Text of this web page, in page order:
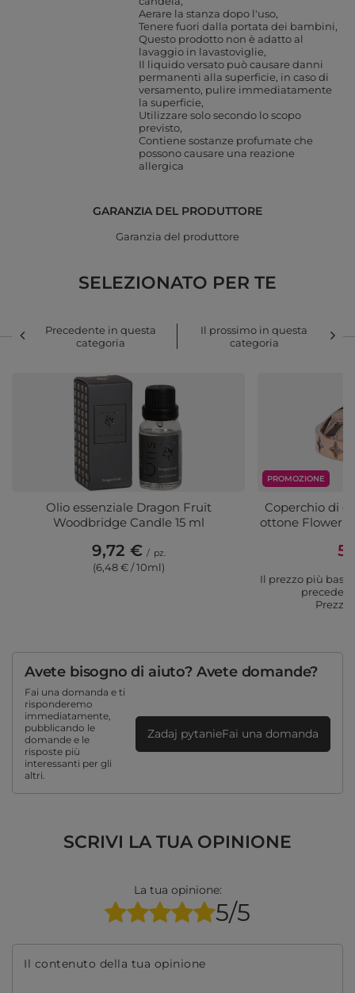
Aerare la stanza dopo l'uso
Tenere fuori dalla portata dei bambini
Questo prodotto non è adatto al
lavaggio in lavastoviglie
Il liquido versato può causare danni
permanenti alla superficie, in caso di
versamento, pulire immediatamente
la superficie
Utilizzare solo secondo lo scopo
previsto
Contiene sostanze profumate che
possono causare una reazione
allergica
GARANZIA DEL PRODUTTORE
Garanzia del produttore
SELEZIONATO PER TE
Precedente in questa
categoria
Il prossimo in questa
categoria
Olio essenziale Dragon Fruit
Woodbridge Candle 15 ml
9,72 € / pz.
(6,48 € / 10ml)
PROMOZIONE
Coperchio di
ottone Flower
Il prezzo più
Prezzo
Avete bisogno di aiuto? Avete domande?
Fai una domanda e ti
risponderemo
immediatamente,
pubblicando le
domande e le
risposte più
interessanti per gli
altri.
Zadaj pytanieFai una domanda
SCRIVI LA TUA OPINIONE
La tua opinione:
5/5
Il contenuto della tua opinione